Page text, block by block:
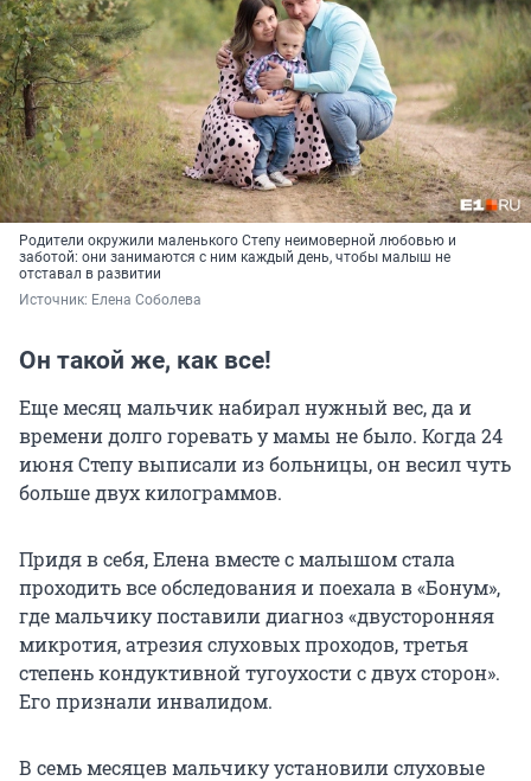
Родители окружили маленького Степу неимоверной любовью и
заботой: они занимаются с ним каждый день, чтобы малыш не
отставал в развитии
Источник: Елена Соболева
Он такой же, как все!
Еще месяц мальчик набирал нужный вес, да и
времени долго горевать у мамы не было. Когда 24
июня Степу выписали из больницы, он весил чуть
больше двух килограммов.
Придя в себя, Елена вместе с малышом стала
проходить все обследования и поехала в «Бонум»,
где мальчику поставили диагноз «двусторонняя
микротия, атрезия слуховых проходов, третья
степень кондуктивной тугоухости с двух сторон».
Его признали инвалидом.
В семь месяцев мальчику установили слуховые